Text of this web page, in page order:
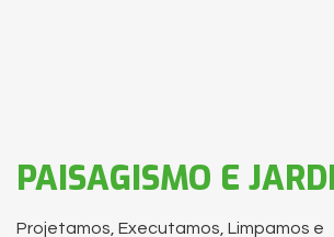
PAISAGISMO E
Projetamos, Executamos, Limpamos e